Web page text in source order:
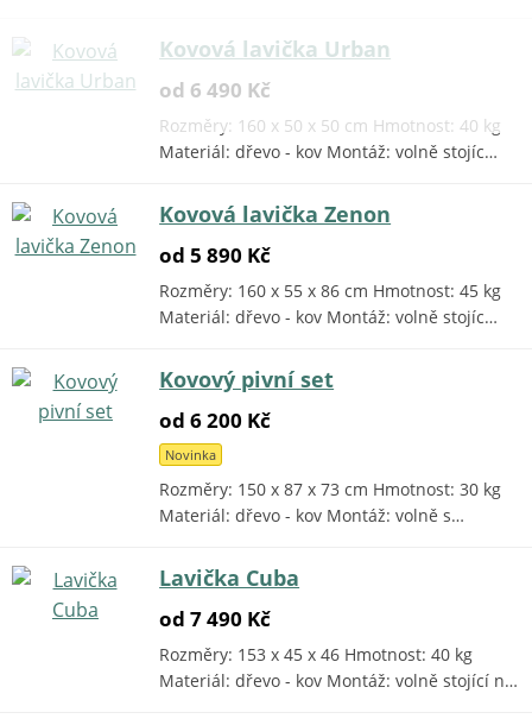
Kovová lavička Urban
od 6 490 Kč
Rozměry: 160 x 50 x 50 cm Hmotnost: 40 kg
Materiál: dřevo - kov Montáž: volně stojíc…
Kovová lavička Zenon
od 5 890 Kč
Rozměry: 160 x 55 x 86 cm Hmotnost: 45 kg
Materiál: dřevo - kov Montáž: volně stojíc…
Kovový pivní set
od 6 200 Kč
Novinka
Rozměry: 150 x 87 x 73 cm Hmotnost: 30 kg
Materiál: dřevo - kov Montáž: volně s…
Lavička Cuba
od 7 490 Kč
Rozměry: 153 x 45 x 46 Hmotnost: 40 kg
Materiál: dřevo - kov Montáž: volně stojící n…